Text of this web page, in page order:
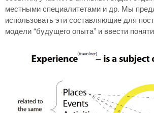
местными специалитетами и др. Мы
использовать эти составляющие для
модели “будущего опыта” и ввести